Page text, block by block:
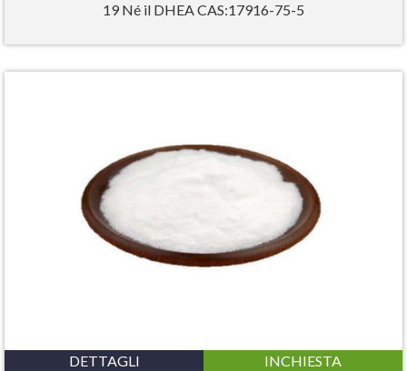
19 Né il DHEA CAS:17916-75-5
DETTAGLI INCHIESTA